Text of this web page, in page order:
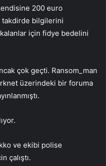
200 euro
bilgilerini
için fidye bedelini
çok geçti. Ransom_man
üzerindeki bir foruma
ve ekibi polise
çalıştı.